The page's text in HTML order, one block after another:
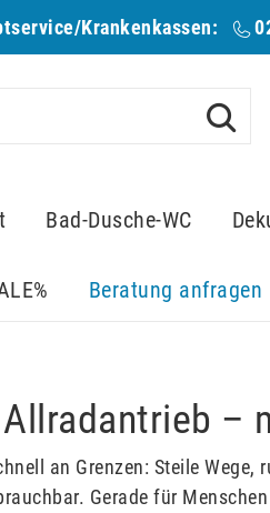
Krankenkassen:
Bad-Dusche-WC
Beratung anfragen
–
an Grenzen: Steile Wege,
Gerade für